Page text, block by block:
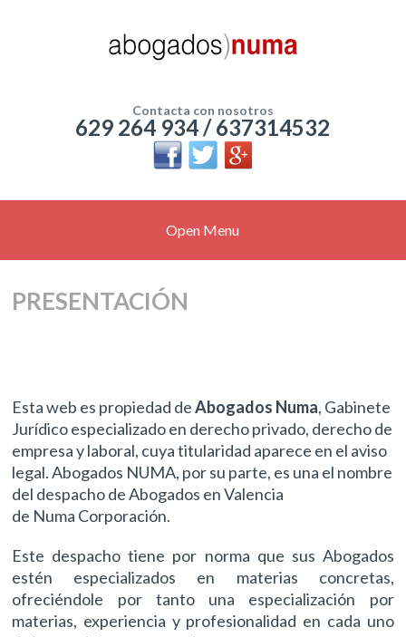
Contacta con nosotros
629 264 934 / 637314532
Open Menu
PRESENTACIÓN
Esta web es propiedad deAbogados Numa, Gabinete
Jurídico especializado en derecho privado, derecho de
empresa y laboral, cuya titularidad aparece en el aviso
legal. Abogados NUMA, por su parte, es una el nombre
del despacho de Abogados en Valencia
de Numa Corporación.
Este despacho tiene por norma que sus Abogados
estén especializados en materias concretas,
ofreciéndole por tanto una especialización por
materias, experiencia y profesionalidad en cada uno